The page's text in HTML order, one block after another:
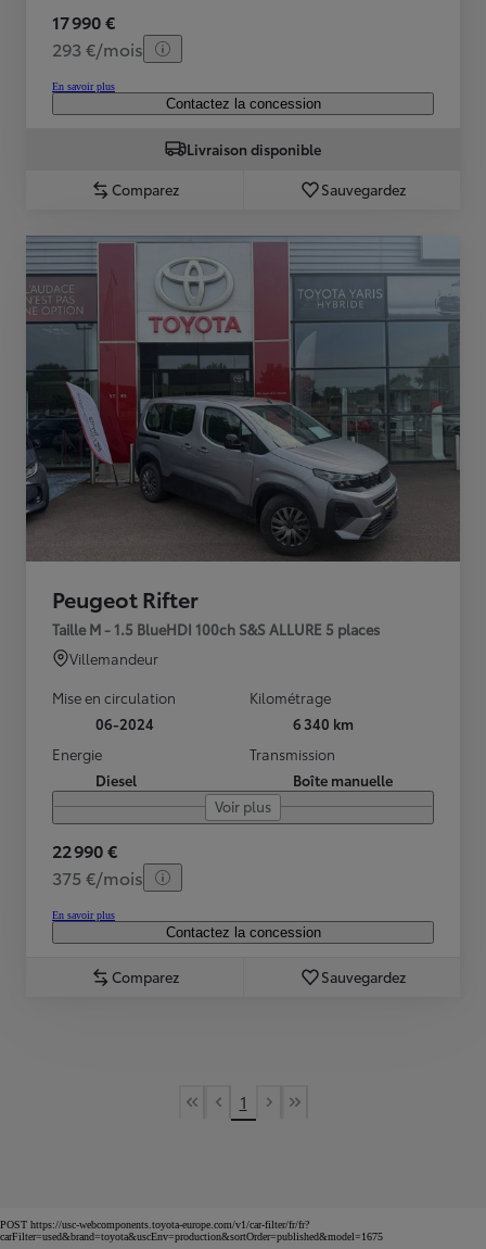
17 990 €
293 €/mois
En savoir plus
Contactez la concession
Livraison disponible
Comparez Sauvegardez
Peugeot Rifter
Taille M - 1.5 BlueHDI 100ch S&S ALLURE 5 places
Villemandeur
Mise en circulation
06-2024
Kilométrage
6 340 km
Energie
Diesel
Transmission
Boîte manuelle
Voir plus
22 990 €
375 €/mois
En savoir plus
Contactez la concession
Comparez Sauvegardez
First Page
Previous page
1
Next page
Last Page
POST https://usc-webcomponents.toyota-europe.com/v1/car-filter/fr/fr?
carFilter=used&brand=toyota&uscEnv=production&sortOrder=published&model=1675